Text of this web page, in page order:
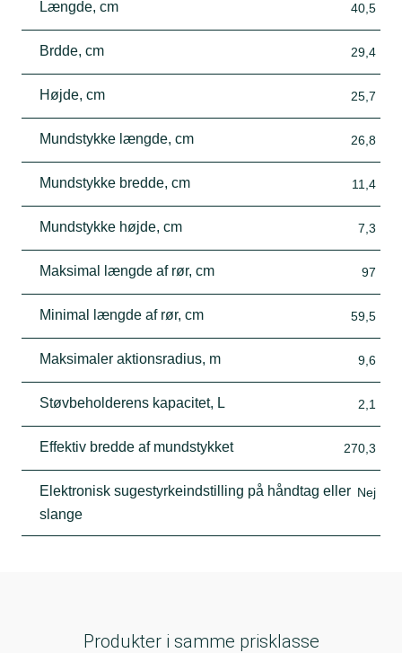
Længde, cm 40,5
Brdde, cm 29,4
Højde, cm 25,7
Mundstykke længde, cm 26,8
Mundstykke bredde, cm 11,4
Mundstykke højde, cm 7,3
Maksimal længde af rør, cm 97
Minimal længde af rør, cm 59,5
Maksimaler aktionsradius, m 9,6
Støvbeholderens kapacitet, L 2,1
Effektiv bredde af mundstykket 270,3
Elektronisk sugestyrkeindstilling på håndtag eller
slange
Nej
Produkter i samme prisklasse